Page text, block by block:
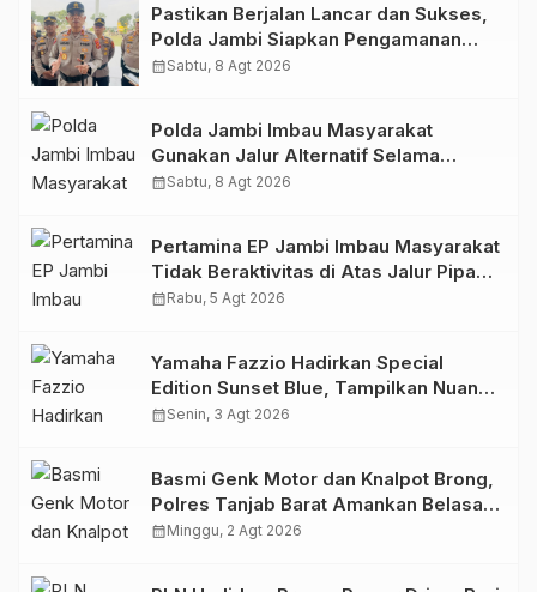
Pastikan Berjalan Lancar dan Sukses,
Polda Jambi Siapkan Pengamanan
Berlapis untuk 8.750 Pelari, 1.848
calendar_monthSabtu, 8 Agt 2026
Polda Jambi Imbau Masyarakat
Gunakan Jalur Alternatif Selama
Pelaksanaan Presisi Merdeka Run
calendar_monthSabtu, 8 Agt 2026
Pertamina EP Jambi Imbau Masyarakat
Tidak Beraktivitas di Atas Jalur Pipa
Migas Demi Keselamatan Bersama
calendar_monthRabu, 5 Agt 2026
Yamaha Fazzio Hadirkan Special
Edition Sunset Blue, Tampilkan Nuansa
Retro Summer yang Semakin Skena
calendar_monthSenin, 3 Agt 2026
Basmi Genk Motor dan Knalpot Brong,
Polres Tanjab Barat Amankan Belasan
Kendaraan
calendar_monthMinggu, 2 Agt 2026